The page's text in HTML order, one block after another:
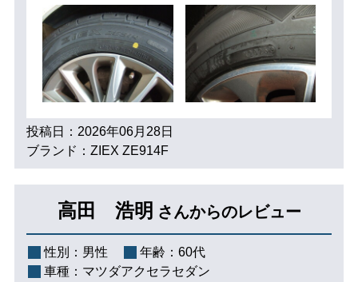
投稿日：2026年06月28日
ブランド：ZIEX ZE914F
高田 浩明 さんからのレビュー
性別： 男性 年齢： 60代
車種： マツダアクセラセダン